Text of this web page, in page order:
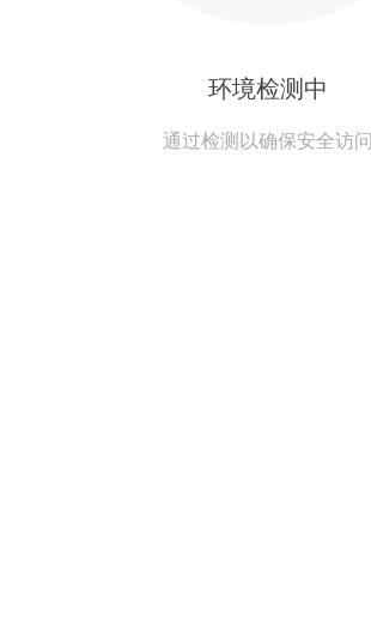
环境检测中
通过检测以确保安全访问